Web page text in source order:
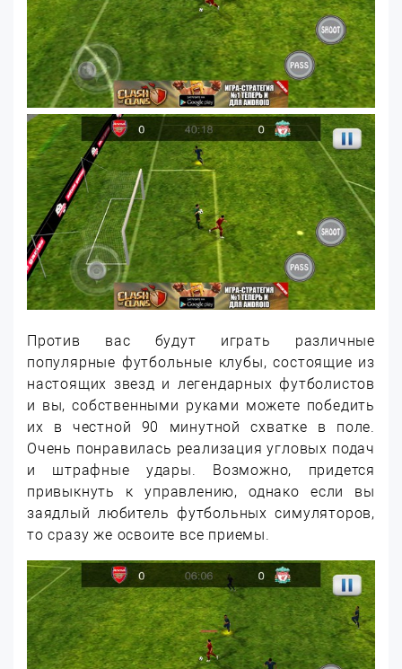
Против вас будут играть различные
популярные футбольные клубы, состоящие из
настоящих звезд и легендарных футболистов
и вы, собственными руками можете победить
их в честной 90 минутной схватке в поле.
Очень понравилась реализация угловых подач
и штрафные удары. Возможно, придется
привыкнуть к управлению, однако если вы
заядлый любитель футбольных симуляторов,
то сразу же освоите все приемы.